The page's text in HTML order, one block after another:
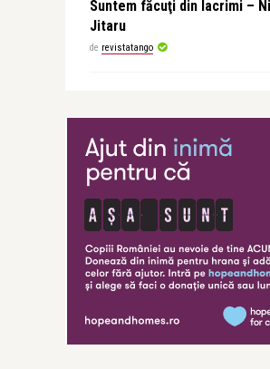
Suntem făcuţi din lacrimi –
Jitaru
de revistatango